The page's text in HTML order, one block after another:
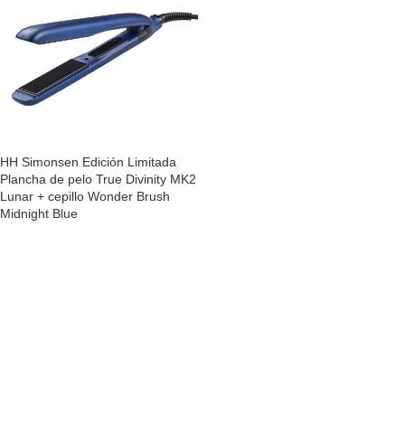
HH Simonsen Edición Limitada
Plancha de pelo True Divinity MK2
Lunar + cepillo Wonder Brush
Midnight Blue